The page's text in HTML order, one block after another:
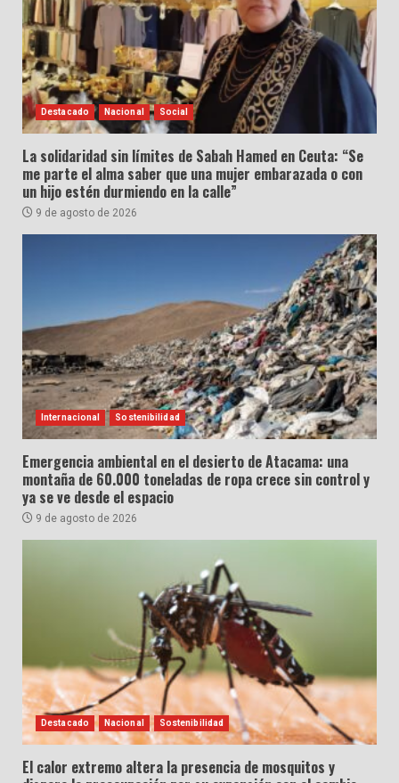
Destacado Nacional Social
La solidaridad sin límites de Sabah Hamed en Ceuta: “Se
me parte el alma saber que una mujer embarazada o con
un hijo estén durmiendo en la calle”
9 de agosto de 2026
Internacional Sostenibilidad
Emergencia ambiental en el desierto de Atacama: una
montaña de 60.000 toneladas de ropa crece sin control y
ya se ve desde el espacio
9 de agosto de 2026
Destacado Nacional Sostenibilidad
El calor extremo altera la presencia de mosquitos y